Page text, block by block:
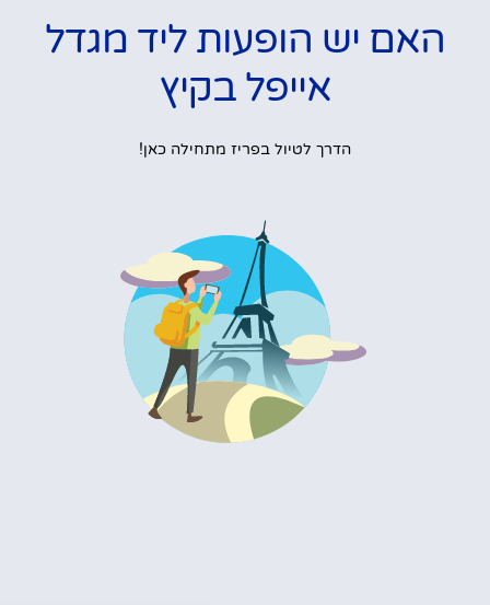
האם יש הופעות ליד מגדל
אייפל בקיץ
הדרך לטיול בפריז מתחילה כאן!